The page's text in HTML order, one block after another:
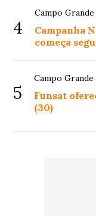
4
Campo
Campanha
começa
5
Campo
Funsat
(30)